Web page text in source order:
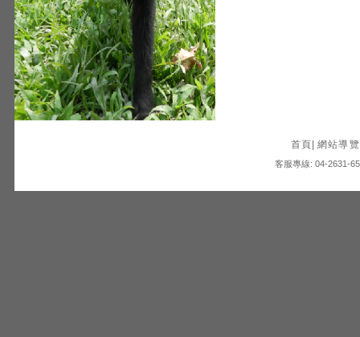
首頁 網站導覽
客服專線: 04-2631-